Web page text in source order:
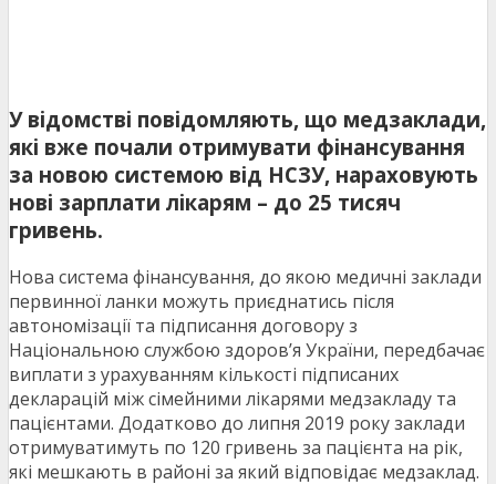
У відомстві повідомляють, що медзаклади,
які вже почали отримувати фінансування
за новою системою від НСЗУ, нараховують
нові зарплати лікарям – до 25 тисяч
гривень.
Нова система фінансування, до якою медичні заклади
первинної ланки можуть приєднатись після
автономізації та підписання договору з
Національною службою здоров’я України, передбачає
виплати з урахуванням кількості підписаних
декларацій між сімейними лікарями медзакладу та
пацієнтами. Додатково до липня 2019 року заклади
отримуватимуть по 120 гривень за пацієнта на рік,
які мешкають в районі за який відповідає медзаклад.